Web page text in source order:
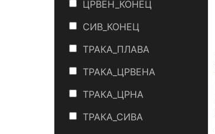
ЦРВЕН_КОНЕЦ
СИВ_КОНЕЦ
ТРАКА_ПЛАВА
ТРАКА_ЦРВЕНА
ТРАКА_ЦРНА
ТРАКА_СИВА